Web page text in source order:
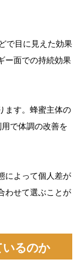
で目に見えた効果
ー面での持続効果
ます。蜂蜜主体の
で体調の改善を
によって個人差が
わせて選ぶことが
るのか